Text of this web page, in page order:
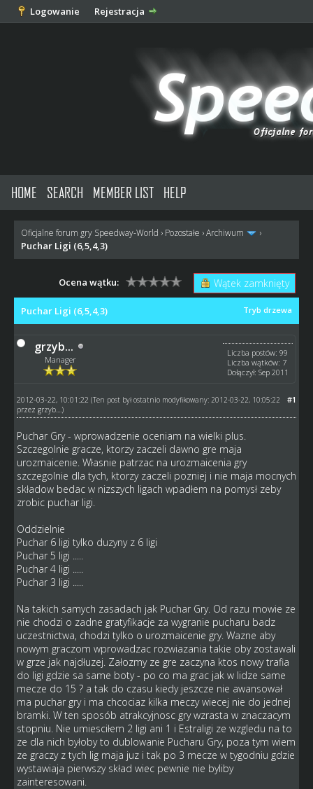
Logowanie Rejestracja
HOME SEARCH MEMBER LIST HELP
Oficjalne forum gry Speedway-World › Pozostałe ›Archiwum ›
Puchar Ligi (6,5,4,3)
Wątek zamknięty
Ocena wątku:
Tryb drzewa
Puchar Ligi (6,5,4,3)
grzyb...
Manager
Liczba postów: 99
Liczba wątków: 7
Dołączył: Sep 2011
#1
2012-03-22, 10:01:22 (Ten post był ostatnio modyfikowany: 2012-03-22, 10:05:22
przez grzyb... .)
Puchar Gry - wprowadzenie oceniam na wielki plus.
Szczegolnie gracze, ktorzy zaczeli dawno gre maja
urozmaicenie. Własnie patrzac na urozmaicenia gry
szczegolnie dla tych, ktorzy zaczeli pozniej i nie maja mocnych
składow bedac w nizszych ligach wpadłem na pomysł zeby
zrobic puchar ligi.
Oddzielnie
Puchar 6 ligi tylko duzyny z 6 ligi
Puchar 5 ligi .....
Puchar 4 ligi .....
Puchar 3 ligi .....
Na takich samych zasadach jak Puchar Gry. Od razu mowie ze
nie chodzi o zadne gratyfikacje za wygranie pucharu badz
uczestnictwa, chodzi tylko o urozmaicenie gry. Wazne aby
nowym graczom wprowadzac rozwiazania takie oby zostawali
w grze jak najdłuzej. Załozmy ze gre zaczyna ktos nowy trafia
do ligi gdzie sa same boty - po co ma grac jak w lidze same
mecze do 15 ? a tak do czasu kiedy jeszcze nie awansował
ma puchar gry i ma chcociaz kilka meczy wiecej nie do jednej
bramki. W ten sposób atrakcyjnosc gry wzrasta w znaczacym
stopniu. Nie umiesciłem 2 ligi ani 1 i Estraligi ze wzgledu na to
ze dla nich byłoby to dublowanie Pucharu Gry, poza tym wiem
ze graczy z tych lig maja juz i tak po 3 mecze w tygodniu gdzie
wystawiaja pierwszy skład wiec pewnie nie byliby
zainteresowani.